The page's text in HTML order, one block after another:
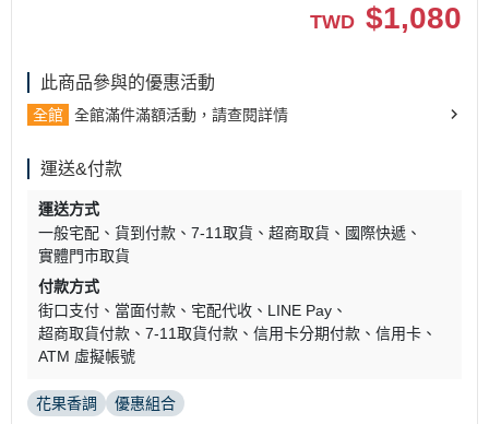
TWD $1,080
此商品參與的優惠活動
全館 全館滿件滿額活動，請查閱詳情
運送&付款
運送方式
一般宅配
貨到付款 7-11取貨 超商取貨
國際快遞
實體門市取貨
付款方式
街口支付
當面付款 宅配代收
LINE Pay
超商取貨付款
7-11取貨付款 信用卡分期付款
信用卡
ATM 虛擬帳號
花果香調 優惠組合